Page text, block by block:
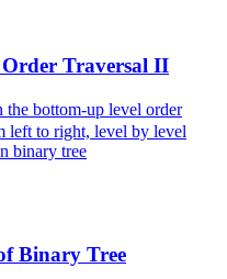
Traversal II
bottom-up level order
left to right, level by level
binary tree
Binary Tree